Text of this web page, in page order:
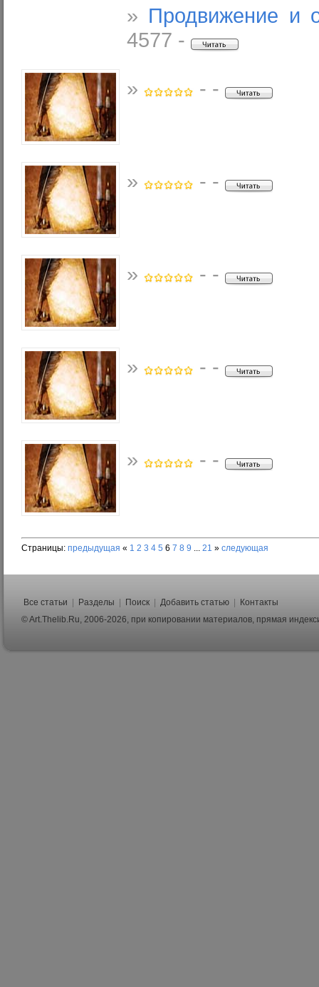
» Продвижение и
4577 -
» - -
» - -
» - -
» - -
» - -
Страницы: предыдущая « 1 2 3 4 5 6 7 8 9 ... 21 » следующая
Все статьи Разделы Поиск Добавить статью
Контакты
© Art.Thelib.Ru, 2006-2026, при копировании материалов, прямая